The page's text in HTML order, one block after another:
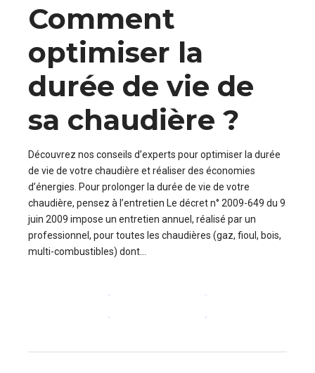
Comment
optimiser la
durée de vie de
sa chaudière ?
Découvrez nos conseils d’experts pour optimiser la durée
de vie de votre chaudière et réaliser des économies
d’énergies. Pour prolonger la durée de vie de votre
chaudière, pensez à l’entretien Le décret n° 2009-649 du 9
juin 2009 impose un entretien annuel, réalisé par un
professionnel, pour toutes les chaudières (gaz, fioul, bois,
multi-combustibles) dont...